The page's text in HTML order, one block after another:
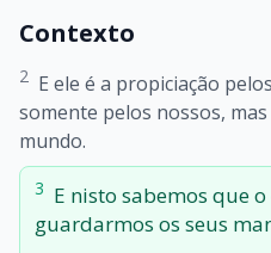
Contexto
2 E ele é a propiciação
somente pelos nossos,
mundo.
3 E nisto sabemos que o
guardarmos os seus